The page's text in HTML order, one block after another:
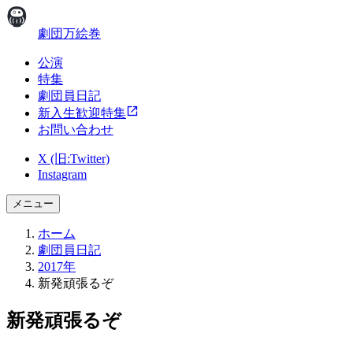
劇団万絵巻
公演
特集
劇団員日記
新入生歓迎特集
お問い合わせ
X (旧:Twitter)
Instagram
メニュー
ホーム
劇団員日記
2017年
新発頑張るぞ
新発頑張るぞ